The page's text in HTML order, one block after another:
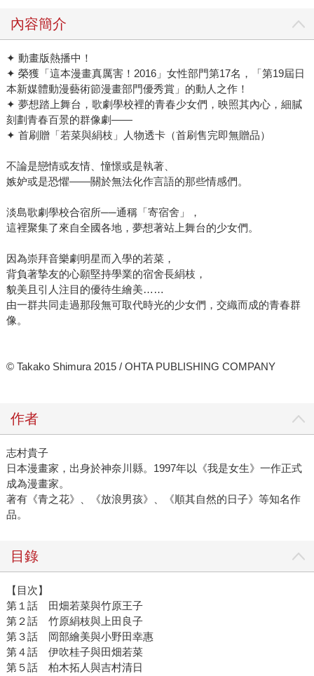
內容簡介
✦ 動畫版熱播中！
✦ 榮獲「這本漫畫真厲害！2016」女性部門第17名，「第19屆日
本新媒體動漫藝術節漫畫部門優秀賞」的動人之作！
✦ 夢想踏上舞台，歌劇學校裡的青春少女們，映照其內心，細膩
刻劃青春百景的群像劇——
✦ 首刷贈「若菜與絹枝」人物透卡（首刷售完即無贈品）
不論是戀情或友情、憧憬或是執著、
嫉妒或是恐懼——關於無法化作言語的那些情感們。
淡島歌劇學校合宿所──通稱「寄宿舍」，
這裡聚集了來自全國各地，夢想著站上舞台的少女們。
因為崇拜音樂劇明星而入學的若菜，
背負著摯友的心願堅持學業的宿舍長絹枝，
貌美且引人注目的優待生繪美……
由一群共同走過那段無可取代時光的少女們，交織而成的青春群
像。
© Takako Shimura 2015 / OHTA PUBLISHING COMPANY
作者
志村貴子
日本漫畫家，出身於神奈川縣。1997年以《我是女生》一作正式
成為漫畫家。
著有《青之花》、《放浪男孩》、《順其自然的日子》等知名作
品。
目錄
【目次】
第１話 田畑若菜與竹原王子
第２話 竹原絹枝與上田良子
第３話 岡部繪美與小野田幸惠
第４話 伊吹桂子與田畑若菜
第５話 柏木拓人與吉村清日